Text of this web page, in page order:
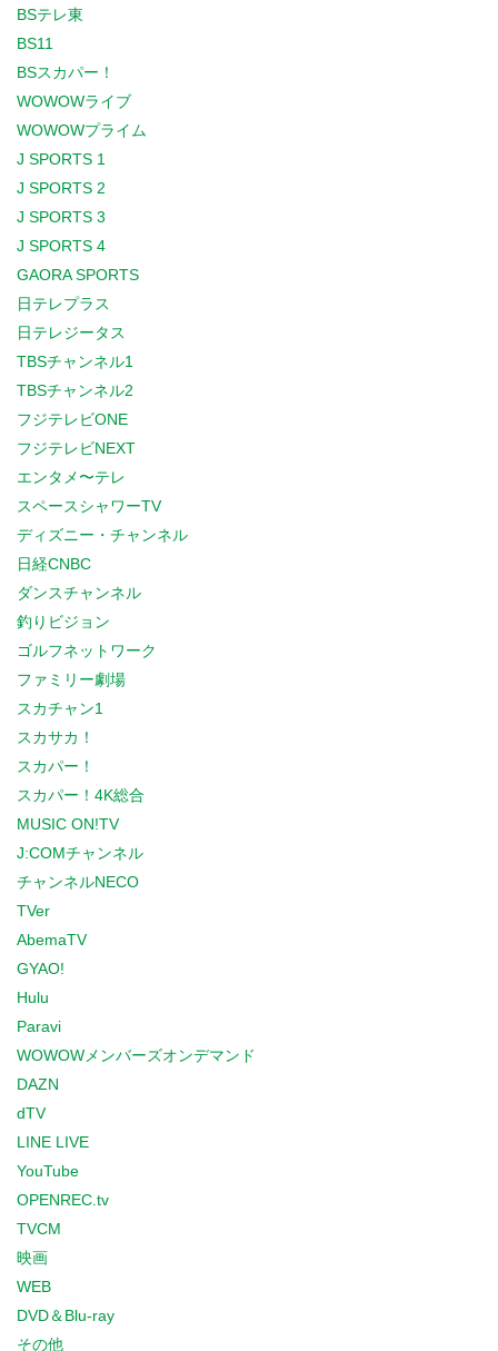
BSテレ東
BS11
BSスカパー！
WOWOWライブ
WOWOWプライム
J SPORTS 1
J SPORTS 2
J SPORTS 3
J SPORTS 4
GAORA SPORTS
日テレプラス
日テレジータス
TBSチャンネル1
TBSチャンネル2
フジテレビONE
フジテレビNEXT
エンタメ〜テレ
スペースシャワーTV
ディズニー・チャンネル
日経CNBC
ダンスチャンネル
釣りビジョン
ゴルフネットワーク
ファミリー劇場
スカチャン1
スカサカ！
スカパー！
スカパー！4K総合
MUSIC ON!TV
J:COMチャンネル
チャンネルNECO
TVer
AbemaTV
GYAO!
Hulu
Paravi
WOWOWメンバーズオンデマンド
DAZN
dTV
LINE LIVE
YouTube
OPENREC.tv
TVCM
映画
WEB
DVD＆Blu-ray
その他